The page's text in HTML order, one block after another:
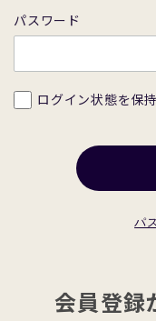
Classical-
Innovative
Competition
パスワード
ログイン状態を保
パ
会員登録